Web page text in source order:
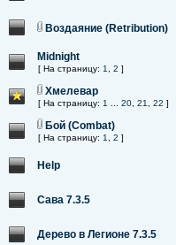
Воздаяние (Retribution)
Midnight
[ На страницу: 1 2 ]
Хмелевар
[ На страницу: 1 20 21 22 ]
Бой (Combat)
[ На страницу: 1 2 ]
Help
Сава 7.3.5
Дерево в Легионе 7.3.5